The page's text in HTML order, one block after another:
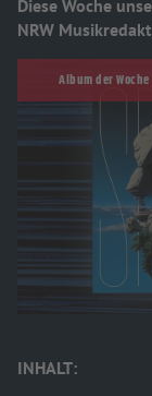
Diese Woche
NRW
Album der Woche
INHALT: